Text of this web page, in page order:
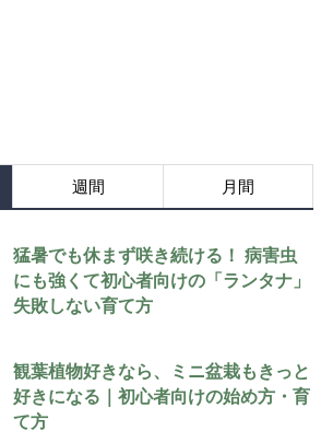
週間 月間
猛暑でも休まず咲き続ける！ 病害虫
にも強くて初心者向けの「ランタナ」
失敗しない育て方
観葉植物好きなら、ミニ盆栽もきっと
好きになる｜初心者向けの始め方・育
て方